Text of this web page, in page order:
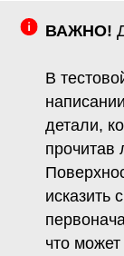
ВАЖНО!
В
детали,
прочитав
исказить
что